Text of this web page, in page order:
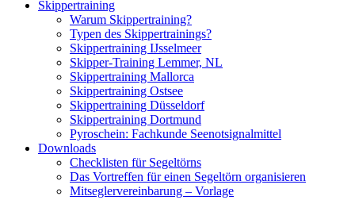
Skippertraining
Warum Skippertraining?
Typen des Skippertrainings?
Skippertraining IJsselmeer
Skipper-Training Lemmer, NL
Skippertraining Mallorca
Skippertraining Ostsee
Skippertraining Düsseldorf
Skippertraining Dortmund
Pyroschein: Fachkunde Seenotsignalmittel
Downloads
Checklisten für Segeltörns
Das Vortreffen für einen Segeltörn organisieren
Mitseglervereinbarung – Vorlage